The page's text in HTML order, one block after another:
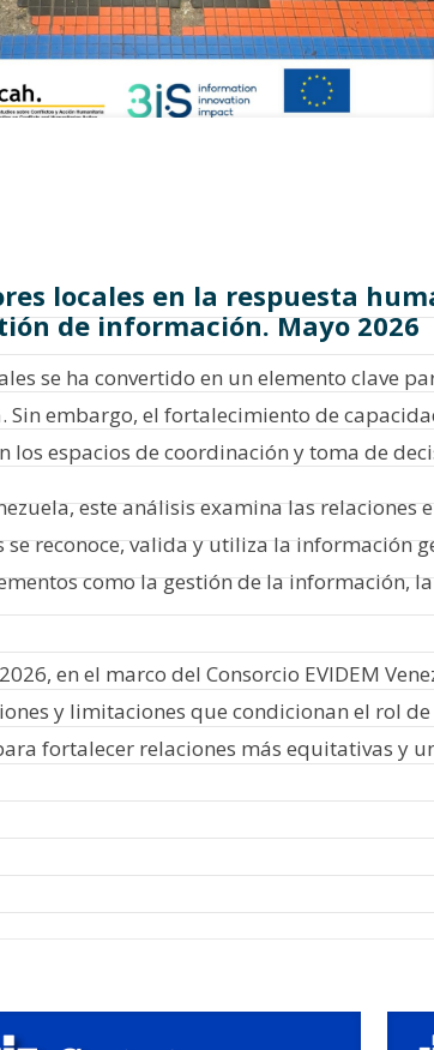
locales en la respuesta
de información. Mayo 2026
se ha convertido en un elemento clave
embargo, el fortalecimiento de
espacios de coordinación y toma de
este análisis examina las relaciones
reconoce, valida y utiliza la información
como la gestión de la información,
en el marco del Consorcio EVIDEM
y limitaciones que condicionan el rol de
fortalecer relaciones más equitativas y